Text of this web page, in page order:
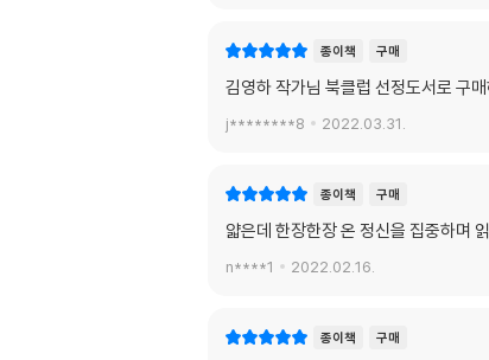
종이책 구매
김영하 작가님 북클럽 선정도서로 구
j********8 2022.03.31.
종이책 구매
얇은데 한장한장 온 정신을 집중하며
n****1 2022.02.16.
종이책 구매